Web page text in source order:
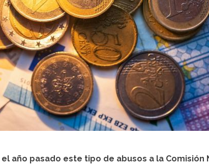
el año pasado este tipo de abusos a la